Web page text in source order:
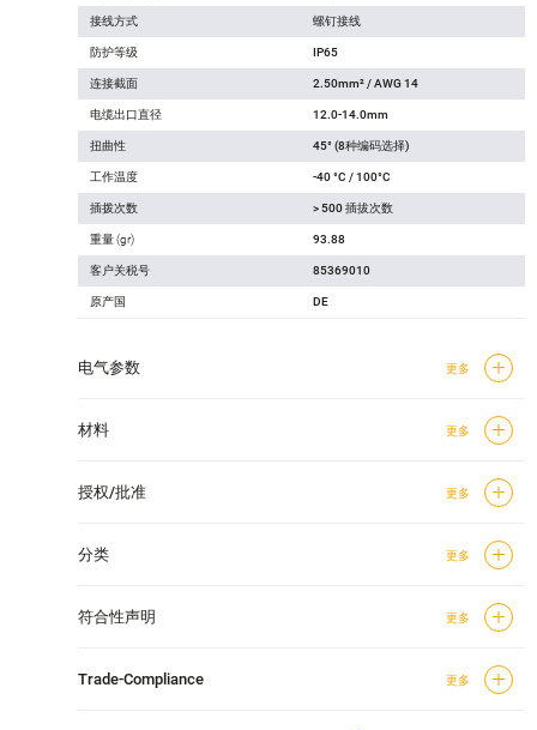
接线方式 螺钉接线
防护等级 IP65
连接截面 2.50mm² / AWG 14
电缆出口直径 12.0-14.0mm
扭曲性 45° (8种编码选择)
工作温度 -40 °C / 100°C
插拨次数 > 500 插拔次数
重量 (gr) 93.88
客户关税号 85369010
原产国 DE
电气参数 更多
材料 更多
授权/批准 更多
分类 更多
符合性声明 更多
Trade-Compliance 更多